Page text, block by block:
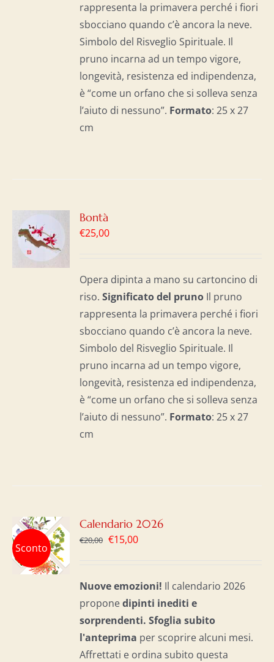
rappresenta la primavera perché i fiori
sbocciano quando c’è ancora la neve.
Simbolo del Risveglio Spirituale. Il
pruno incarna ad un tempo vigore,
longevità, resistenza ed indipendenza,
è “come un orfano che si solleva senza
l’aiuto di nessuno”. Formato: 25 x 27
cm
Bontà
€25,00
Opera dipinta a mano su cartoncino di
riso.Significato del pruno Il pruno
rappresenta la primavera perché i fiori
sbocciano quando c’è ancora la neve.
Simbolo del Risveglio Spirituale. Il
pruno incarna ad un tempo vigore,
longevità, resistenza ed indipendenza,
è “come un orfano che si solleva senza
l’aiuto di nessuno”. Formato: 25 x 27
cm
Sconto
Calendario 2026
€20,00 Il
era:
€20,00.
€15,00Il
è:
€15,00.
Nuove emozioni! Il calendario 2026
proponedipinti inediti e
sorprendenti.Sfoglia subito
l'anteprima per scoprire alcuni mesi.
Affrettati e ordina subito questa